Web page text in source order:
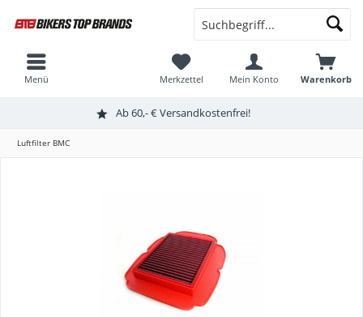
Ab 60,- € Versandkostenfrei!
Warenkorb
Merkzettel Mein Konto
Menü
Luftfilter BMC